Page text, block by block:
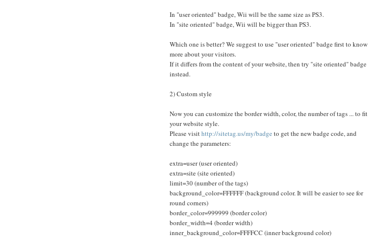
In "user oriented" badge, Wii will be the same size as PS3.
In "site oriented" badge, Wii will be bigger than PS3.
Which one is better? We suggest to use "user oriented" badge first to know
more about your visitors.
If it differs from the content of your website, then try "site oriented" badge
instead.
2) Custom style
Now you can customize the border width, color, the number of tags ... to fit
your website style.
Please visithttp://sitetag.us/my/badge to get the new badge code, and
change the parameters:
extra=user (user oriented)
extra=site (site oriented)
limit=30 (number of the tags)
background_color=FFFFFF (background color. It will be easier to see for
round corners)
border_color=999999 (border color)
border_width=4 (border width)
inner_background_color=FFFFCC (inner background color)